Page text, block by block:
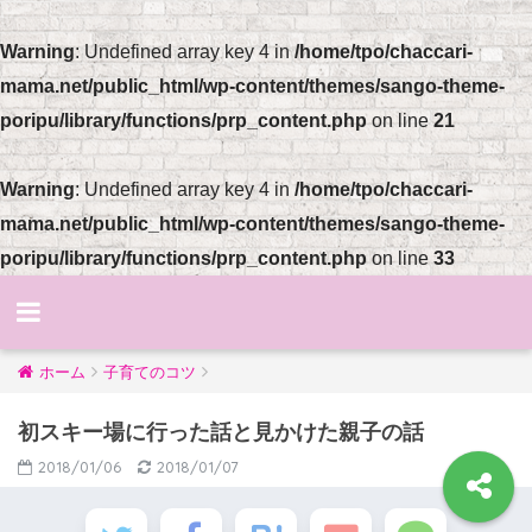
Warning: Undefined array key 4 in/home/tpo/chaccari-
mama.net/public_html/wp-content/themes/sango-theme-
poripu/library/functions/prp_content.phpon line21
Warning: Undefined array key 4 in /home/tpo/chaccari-
mama.net/public_html/wp-content/themes/sango-theme-
poripu/library/functions/prp_content.phpon line33
ホーム 子育てのコツ
初スキー場に行った話と見かけた親子の話
2018/01/06 2018/01/07